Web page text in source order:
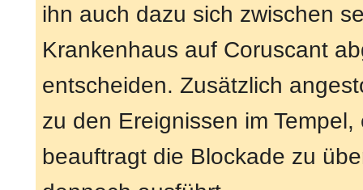
ihn auch dazu sich zwischen
Krankenhaus auf Coruscant
entscheiden. Zusätzlich
zu den Ereignissen im
beauftragt die Blockade zu